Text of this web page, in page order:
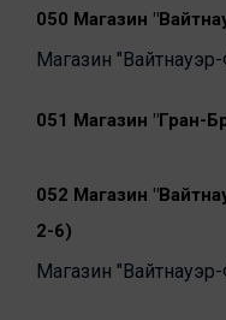
050 Магазин
Магазин
051 Магазин "Гран-
052 Магазин
2-6)
Магазин